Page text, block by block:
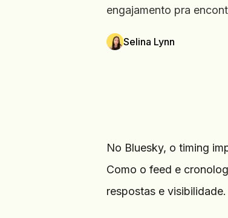
engajamento pra
Selina Lynn
No Bluesky, o timing
Como o feed e
respostas e visibilidade.